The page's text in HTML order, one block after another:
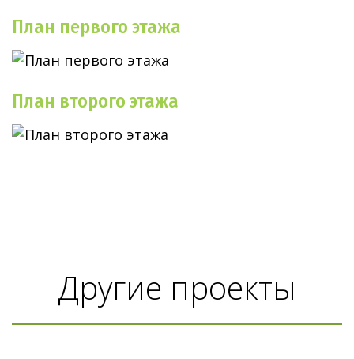
План первого этажа
План второго этажа
Другие проекты